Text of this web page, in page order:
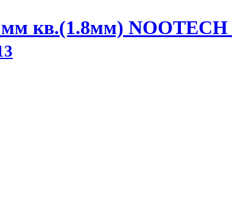
кв.(1.8мм) NOOTECH